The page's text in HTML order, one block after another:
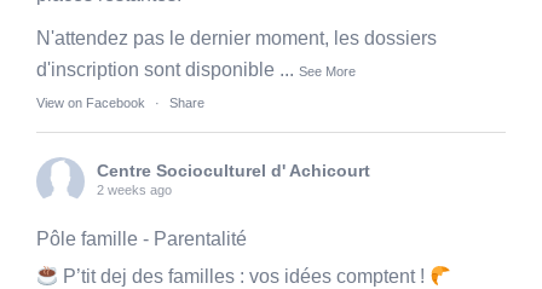
N'attendez pas le dernier moment, les dossiers
d'inscription sont disponible ... See More
View on Facebook · Share
Centre Socioculturel d' Achicourt
2 weeks ago
Pôle famille - Parentalité
P’tit dej des familles : vos idées comptent !